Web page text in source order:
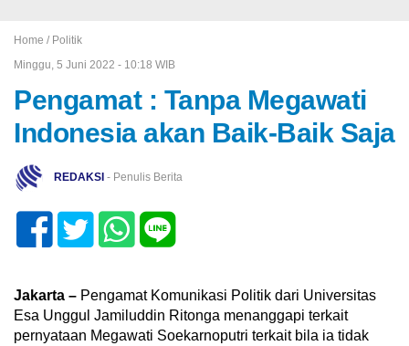
Home / Politik
Minggu, 5 Juni 2022 - 10:18 WIB
Pengamat : Tanpa Megawati
Indonesia akan Baik-Baik Saja
REDAKSI - Penulis Berita
Jakarta – Pengamat Komunikasi Politik dari Universitas
Esa Unggul Jamiluddin Ritonga menanggapi terkait
pernyataan Megawati Soekarnoputri terkait bila ia tidak